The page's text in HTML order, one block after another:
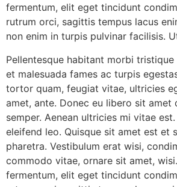
fermentum, elit eget tincidunt
rutrum orci, sagittis tempus lacus
non enim in turpis pulvinar facilisis.
Pellentesque habitant morbi
et malesuada fames ac turpis
tortor quam, feugiat vitae, ultricies
amet, ante. Donec eu libero sit amet
semper. Aenean ultricies mi vitae
eleifend leo. Quisque sit amet est et
pharetra. Vestibulum erat wisi,
commodo vitae, ornare sit amet,
fermentum, elit eget tincidunt